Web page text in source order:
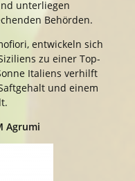
unterliegen
Behörden.
entwickeln sich
zu einer Top-
Italiens verhilft
und einem
Agrumi